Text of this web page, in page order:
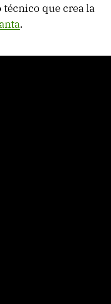
que crea la
.